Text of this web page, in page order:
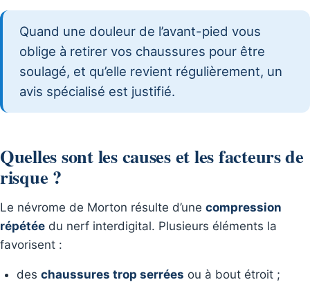
Quand une douleur de l’avant-pied vous
oblige à retirer vos chaussures pour être
soulagé, et qu’elle revient régulièrement, un
avis spécialisé est justifié.
Quelles sont les causes et les facteurs de
risque ?
Le névrome de Morton résulte d’une compression
répétée du nerf interdigital. Plusieurs éléments la
favorisent :
des chaussures trop serrées ou à bout étroit ;